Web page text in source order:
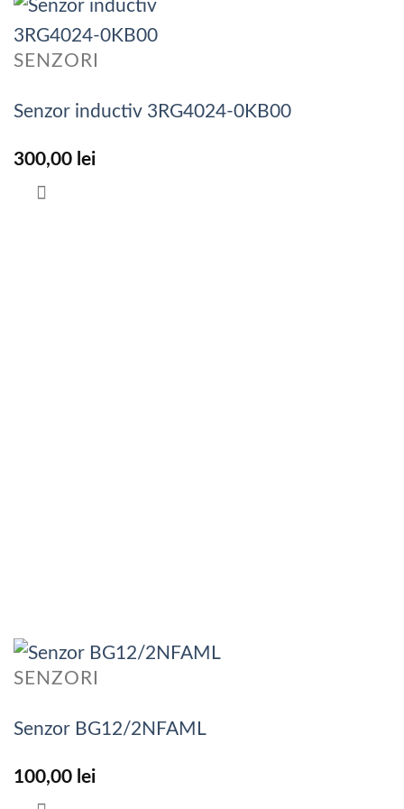
SENZORI
Senzor inductiv 3RG4024-0KB00
300,00 lei
SENZORI
Senzor BG12/2NFAML
100,00 lei